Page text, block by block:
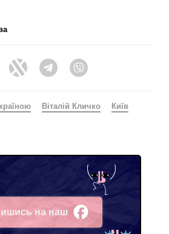
FacebookTwitter Telegram
Віталій Кличко Київ
на наш